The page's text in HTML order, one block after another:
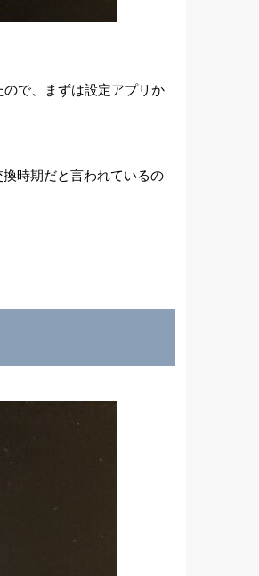
で、まずは設定アプリか
時期だと言われているの